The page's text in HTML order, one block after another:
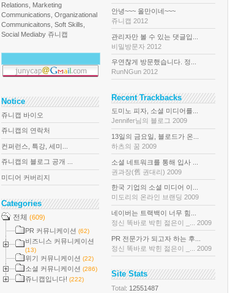
Relations, Marketing
Communications, Organizational
Communicaitons, Soft Skills,
Social Mediaby 쥬니캡
Notice
쥬니캡 바이오
쥬니캡의 연락처
컨퍼런스, 특강, 세미...
쥬니캡의 블로그 공개 ...
미디어 커버리지
Categories
전체 (609)
PR 커뮤니케이션 (62)
비즈니스 커뮤니케이션
(13)
위기 커뮤니케이션 (22)
소셜 커뮤니케이션 (286)
쥬니캡입니다! (222)
안녕~~~ 올만이네~~~
쥬니캡 2012
관리자만 볼 수 있는 댓글입...
비밀방문자 2012
우연찮게 방문했습니다. 정...
RunNGun 2012
Recent Trackbacks
도미노 피자, 소셜 미디어를...
Jennifer님의 블로그 2009
13일의 금요일, 블로드가 온...
하츠의 꿈 2009
소셜 네트워크를 통해 입사 ...
권과장(舊 권대리) 2009
한국 기업의 소셜 미디어 이...
미도리의 온라인 브랜딩 2009
네이버는 트랙백이 너무 힘...
정신 똑바로 박힌 젊은이 _... 2009
PR 전문가가 되고자 하는 후...
정신 똑바로 박힌 젊은이 _... 2009
Site Stats
Total: 12551487